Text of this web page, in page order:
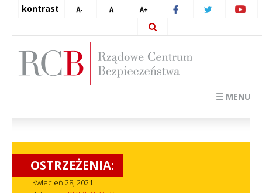
kontrast
☰ MENU
OSTRZEŻENIA:
Kwiecień 28, 2021